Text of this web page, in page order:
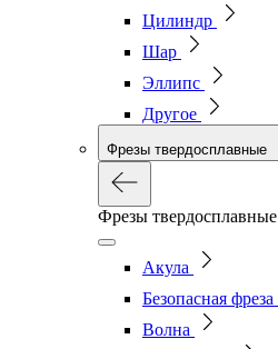
Цилиндр
Шар
Эллипс
Другое
Фрезы твердосплавные
Фрезы твердосплавные
Акула
Безопасная фреза
Волна